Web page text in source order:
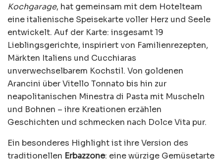
Kochgarage, hat gemeinsam mit dem Hotelteam
eine italienische Speisekarte voller Herz und Seele
entwickelt. Auf der Karte: insgesamt 19
Lieblingsgerichte, inspiriert von Familienrezepten,
Märkten Italiens und Cucchiaras
unverwechselbarem Kochstil. Von goldenen
Arancini über Vitello Tonnato bis hin zur
neapolitanischen Minestra di Pasta mit Muscheln
und Bohnen – ihre Kreationen erzählen
Geschichten und schmecken nach Dolce Vita pur.
Ein besonderes Highlight ist ihre Version des
traditionellen Erbazzone: eine würzige Gemüsetarte